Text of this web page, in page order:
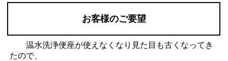
お客様のご要望
温水洗浄便座が使えなくなり見た目も古くなってき
たので、